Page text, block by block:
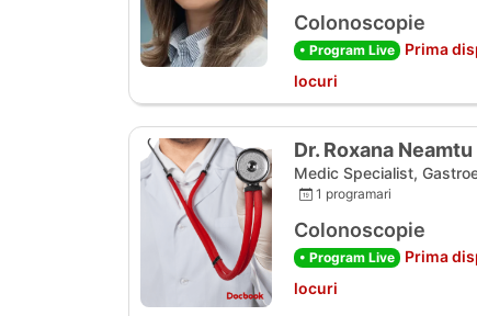
Colonoscopie
• Program Live Prima
locuri
Dr. Roxana Neamtu
Medic Specialist,
1 programari
Colonoscopie
• Program Live Prima
locuri